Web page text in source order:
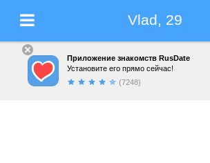
Vlad, 29
Приложение знакомств RusDate
Установите его прямо сейчас!
(7248)